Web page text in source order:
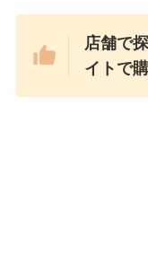
店舗で
イトで